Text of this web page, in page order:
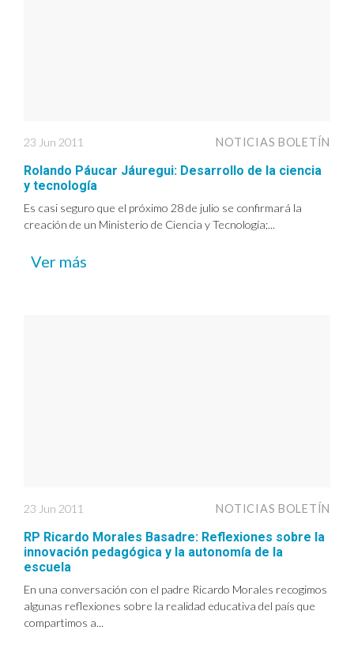
23 Jun 2011 NOTICIAS BOLETÍN
Rolando Páucar Jáuregui: Desarrollo de la ciencia
y tecnología
Es casi seguro que el próximo 28 de julio se confirmará la
creación de un Ministerio de Ciencia y Tecnología;...
Ver más
23 Jun 2011 NOTICIAS BOLETÍN
RP Ricardo Morales Basadre: Reflexiones sobre la
innovación pedagógica y la autonomía de la
escuela
En una conversación con el padre Ricardo Morales recogimos
algunas reflexiones sobre la realidad educativa del país que
compartimos a...